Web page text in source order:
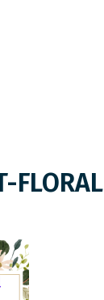
FLORAL